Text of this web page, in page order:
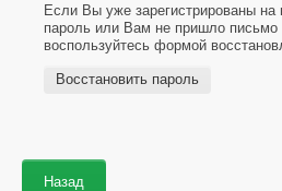
Если Вы уже зарегистрированы
пароль или Вам не пришло письмо
воспользуйтесь формой
Восстановить пароль
Назад